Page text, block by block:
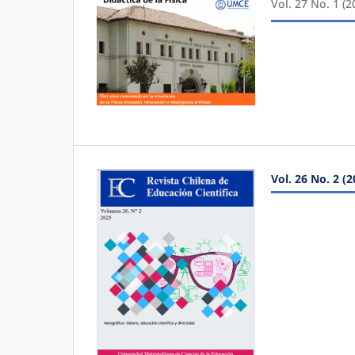
Vol. 27 No. 1
Vol. 26 No. 2